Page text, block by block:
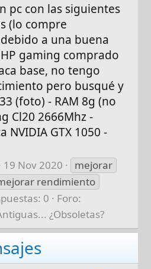
pc con las siguientes
(lo compre
a una buena
gaming comprado
base, no tengo
pero busqué y
(foto) - RAM 8g (no
Cl20 2666Mhz -
NVIDIA GTX 1050 -
19 Nov 2020
mejorar
rendimiento
0
Foro:
¿Obsoletas?